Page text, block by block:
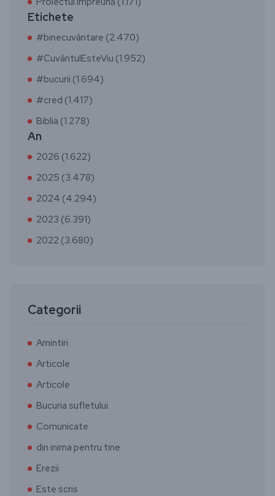
Etichete
#binecuvântare (2.470)
#CuvântulEsteViu (1.952)
#bucurii (1.694)
#cred (1.417)
Biblia (1.278)
An
2026 (1.622)
2025 (3.478)
2024 (4.294)
2023 (6.391)
2022 (3.680)
Categorii
Amintiri
Articole
Articole
Bucuria sufletului
Comunicate
din inima pentru tine
Erezii
Este scris